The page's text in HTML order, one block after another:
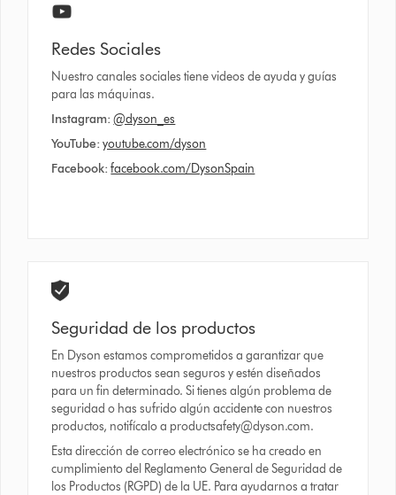
Redes Sociales
Nuestro canales sociales tiene videos de ayuda y guías
para las máquinas.
Instagram: @dyson_es
YouTube: youtube.com/dyson
Facebook: facebook.com/DysonSpain
Seguridad de los productos
En Dyson estamos comprometidos a garantizar que
nuestros productos sean seguros y estén diseñados
para un fin determinado. Si tienes algún problema de
seguridad o has sufrido algún accidente con nuestros
productos, notifícalo a productsafety@dyson.com.
Esta dirección de correo electrónico se ha creado en
cumplimiento del Reglamento General de Seguridad de
los Productos (RGPD) de la UE. Para ayudarnos a tratar